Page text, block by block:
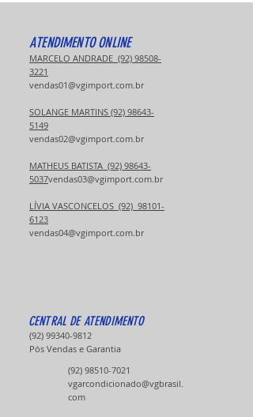
ATENDIMENTO ONLINE
MARCELO ANDRADE (92) 98508-
3221
vendas01@vgimport.com.br
SOLANGE MARTINS (92) 98643-
5149
vendas02@vgimport.com.br
MATHEUS BATISTA (92) 98643-
5037vendas03@vgimport.com.br
​​​LÍVIA VASCONCELOS (92) 98101-
6123
vendas04@vgimport.com.br
CENTRAL DE ATENDIMENTO
(92) 99340-9812
Pós Vendas e Garantia
(92) 98510-7021
vgarcondicionado@vgbrasil.
com